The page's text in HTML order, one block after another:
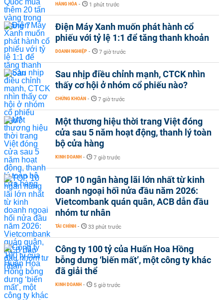
HÀNG HÓA - 1 phút trước
Điện Máy Xanh muốn phát hành cổ
phiếu với tỷ lệ 1:1 để tăng thanh khoản
DOANH NGHIỆP - 7 giờ trước
Sau nhịp điều chỉnh mạnh, CTCK nhìn
thấy cơ hội ở nhóm cổ phiếu nào?
CHỨNG KHOÁN - 7 giờ trước
Một thương hiệu thời trang Việt đóng
cửa sau 5 năm hoạt động, thanh lý toàn
bộ cửa hàng
KINH DOANH - 7 giờ trước
TOP 10 ngân hàng lãi lớn nhất từ kinh
doanh ngoại hối nửa đầu năm 2026:
Vietcombank quán quân, ACB dẫn đầu
nhóm tư nhân
TÀI CHÍNH - 33 phút trước
Công ty 100 tỷ của Huấn Hoa Hồng
bỗng dưng ‘biến mất’, một công ty khác
đã giải thể
KINH DOANH - 5 giờ trước